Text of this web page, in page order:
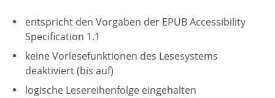
entspricht den Vorgaben der EPUB Accessibility
Specification 1.1
keine Vorlesefunktionen des Lesesystems
deaktiviert (bis auf)
logische Lesereihenfolge eingehalten